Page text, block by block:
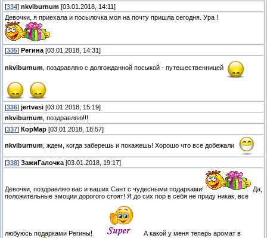
[334] nkviburnum [03.01.2018, 14:11]
Девочки, я приехала и посылочка моя на почту пришла сегодня. Ура !
[335] Регина [03.01.2018, 14:31]
nkviburnum , поздравляю с долгожданной посыкой - путешественницей
[336] jertvasi [03.01.2018, 15:19]
nkviburnum , поздравляю!!!
[337] КорМар [03.01.2018, 18:57]
nkviburnum , ждем, когда заберешь и покажешь! Хорошо что все добежали
[338] ЗажиГалочка [03.01.2018, 19:17]
Девочки, поздравляю вас и ваших Сант с чудесными подарками!
Да,
положительные эмоции дорогого стоят! Я до сих пор в себя не приду никак, всё
любуюсь подарками Регины!
А какой у меня теперь аромат в